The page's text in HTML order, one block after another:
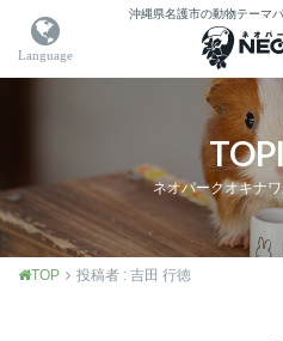
沖縄県名護市の動物テーマ
ネオパークオキナ
TOP 投稿者 : 吉田 行徳